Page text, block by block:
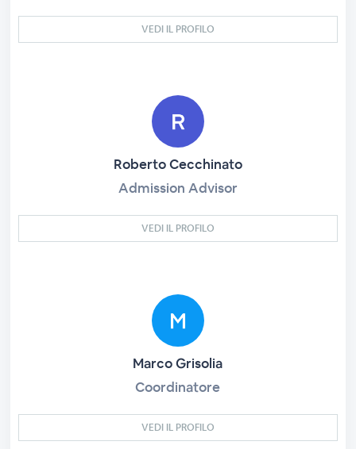
VEDI IL PROFILO
Roberto Cecchinato
Admission Advisor
VEDI IL PROFILO
Marco Grisolia
Coordinatore
VEDI IL PROFILO